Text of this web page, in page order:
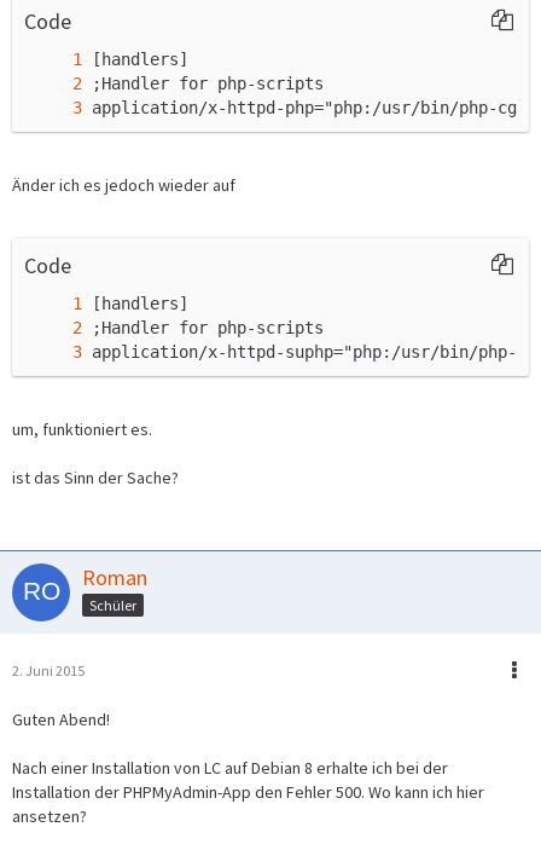
Code
application/x-httpd-php="php:/usr/bin/php-cgi"
Änder ich es jedoch wieder auf
Code
application/x-httpd-suphp="php:/usr/bin/php-
um, funktioniert es.
ist das Sinn der Sache?
Roman
Schüler
2. Juni 2015
Guten Abend!
Nach einer Installation von LC auf Debian 8 erhalte ich bei der
Installation der PHPMyAdmin-App den Fehler 500. Wo kann ich hier
ansetzen?